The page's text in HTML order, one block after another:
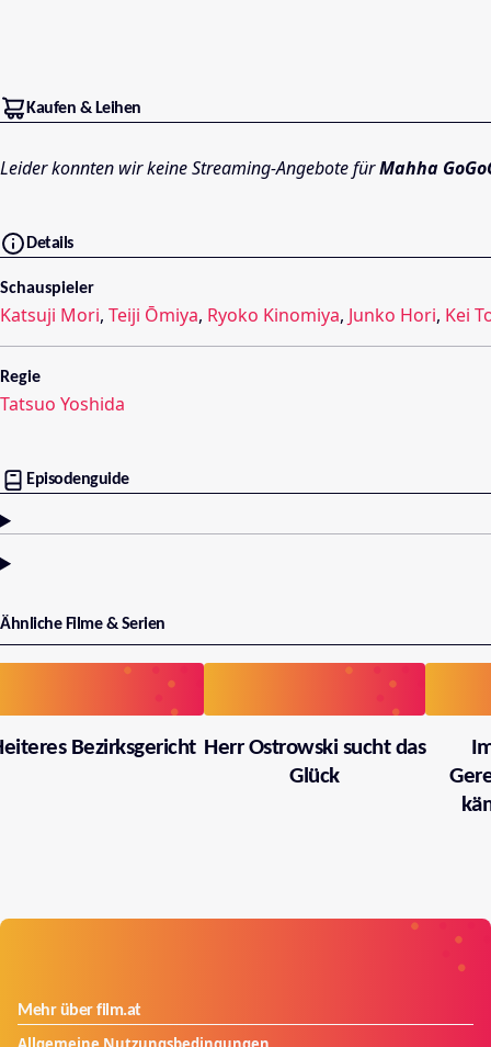
Kaufen & Leihen
Leider konnten wir keine Streaming-Angebote fürMahha
Details
Schauspieler
Katsuji Mori, Teiji Ōmiya, Ryoko Kinomiya, Junko Hori, Kei
Regie
Tatsuo Yoshida
Episodenguide
Ähnliche Filme & Serien
Bezirksgericht Herr Ostrowski sucht das
Glück
Mehr über film.at